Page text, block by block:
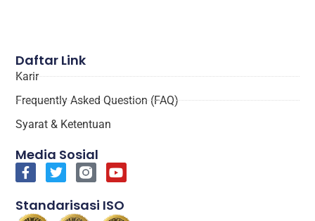
Daftar Link
Karir
Frequently Asked Question (FAQ)
Syarat & Ketentuan
Media Sosial
Standarisasi ISO